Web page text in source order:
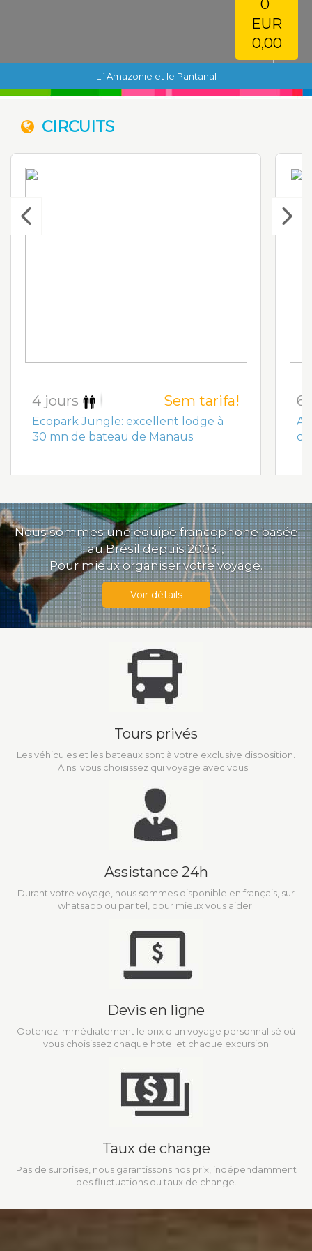
0
EUR
0,00
L´Amazonie et le Pantanal
CIRCUITS
Sem tarifa!
4 jours
Ecopark Jungle: excellent lodge à
30 mn de bateau de Manaus
6
Nous sommes une equipe francophone basée
au Brésil depuis 2003. ,
Pour mieux organiser votre voyage.
Voir détails
Tours privés
Les véhicules et les bateaux sont à votre exclusive disposition.
Ainsi vous choisissez qui voyage avec vous...
Assistance 24h
Durant votre voyage, nous sommes disponible en français, sur
whatsapp ou par tel, pour mieux vous aider.
Devis en ligne
Obtenez immédiatement le prix d'un voyage personnalisé où
vous choisissez chaque hotel et chaque excursion
Taux de change
Pas de surprises, nous garantissons nos prix, indépendamment
des fluctuations du taux de change.